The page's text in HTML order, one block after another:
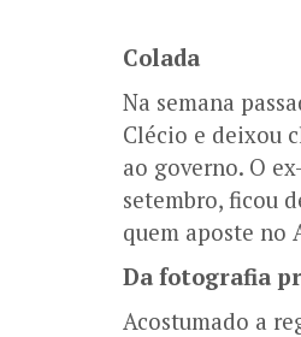
Colada
Na semana
Clécio e deixou
ao governo. O
setembro, ficou
quem aposte no
Da fotografia
Acostumado a